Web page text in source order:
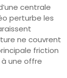
centrale
perturbe les
ne couvrent
friction
une offre